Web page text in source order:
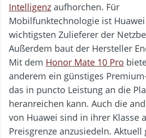
Intelligenz aufhorchen. Für
Mobilfunktechnologie ist
wichtigsten Zulieferer der
Außerdem baut der Hersteller
Mit dem Honor Mate 10 Pro
anderem ein günstiges
das in puncto Leistung an die
heranreichen kann. Auch die
von Huawei sind in ihrer Klasse
Preisgrenze anzusiedeln. Aktuell